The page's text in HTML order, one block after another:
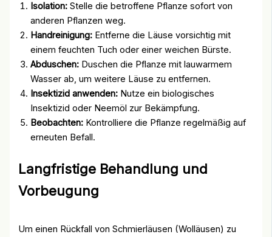
Isolation: Stelle die betroffene Pflanze sofort von
anderen Pflanzen weg.
Handreinigung: Entferne die Läuse vorsichtig mit
einem feuchten Tuch oder einer weichen Bürste.
Abduschen: Duschen die Pflanze mit lauwarmem
Wasser ab, um weitere Läuse zu entfernen.
Insektizid anwenden: Nutze ein biologisches
Insektizid oder Neemöl zur Bekämpfung.
Beobachten: Kontrolliere die Pflanze regelmäßig auf
erneuten Befall.
Langfristige Behandlung und
Vorbeugung
Um einen Rückfall von Schmierläusen (Wolläusen) zu